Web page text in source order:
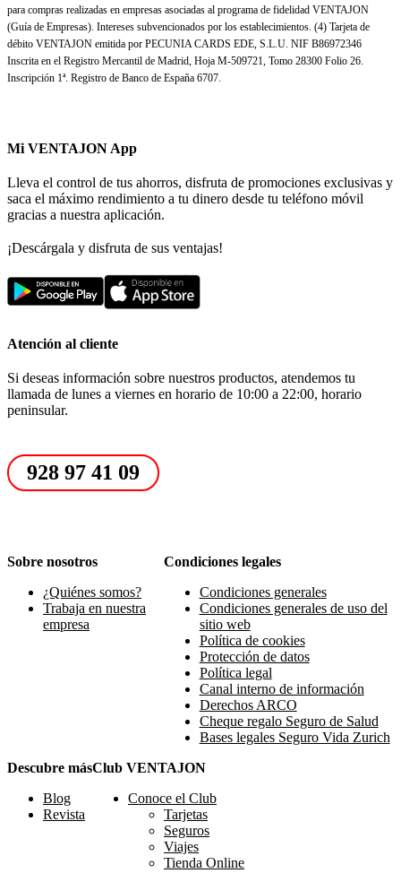
para compras realizadas en empresas asociadas al programa de fidelidad VENTAJON
(Guía de Empresas). Intereses subvencionados por los establecimientos. (4) Tarjeta de
débito VENTAJON emitida por PECUNIA CARDS EDE, S.L.U. NIF B86972346
Inscrita en el Registro Mercantil de Madrid, Hoja M-509721, Tomo 28300 Folio 26.
Inscripción 1ª. Registro de Banco de España 6707.
Mi VENTAJON App
Lleva el control de tus ahorros, disfruta de promociones exclusivas y
saca el máximo rendimiento a tu dinero desde tu teléfono móvil
gracias a nuestra aplicación.
¡Descárgala y disfruta de sus ventajas!
Atención al cliente
Si deseas información sobre nuestros productos, atendemos tu
llamada de lunes a viernes en horario de 10:00 a 22:00, horario
peninsular.
928 97 41 09
Sobre nosotros
¿Quiénes somos?
Trabaja en nuestra
empresa
Condiciones legales
Condiciones generales
Condiciones generales de uso del
sitio web
Política de cookies
Protección de datos
Política legal
Canal interno de información
Derechos ARCO
Cheque regalo Seguro de Salud
Bases legales Seguro Vida Zurich
Descubre más
Blog
Revista
Club VENTAJON
Conoce el Club
Tarjetas
Seguros
Viajes
Tienda Online